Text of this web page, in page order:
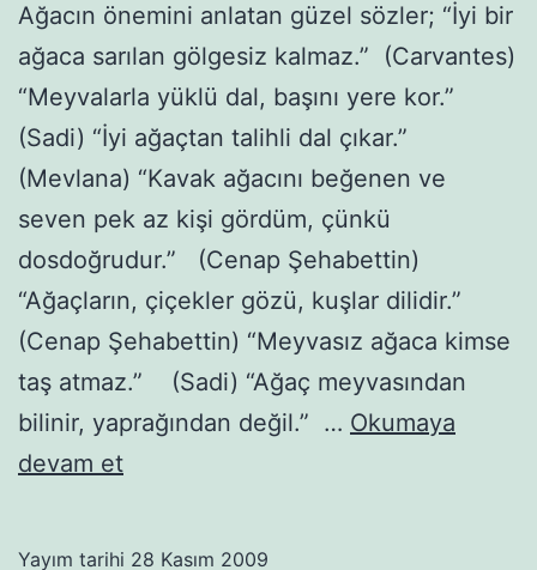
Ağacın önemini anlatan güzel sözler; “İyi bir
ağaca sarılan gölgesiz kalmaz.” (Carvantes)
“Meyvalarla yüklü dal, başını yere kor.”
(Sadi) “İyi ağaçtan talihli dal çıkar.”
(Mevlana) “Kavak ağacını beğenen ve
seven pek az kişi gördüm, çünkü
dosdoğrudur.” (Cenap Şehabettin)
“Ağaçların, çiçekler gözü, kuşlar dilidir.”
(Cenap Şehabettin) “Meyvasız ağaca kimse
taş atmaz.” (Sadi) “Ağaç meyvasından
bilinir, yaprağından değil.” … Okumaya
devam etAğaçlar
Yayım tarihi 28 Kasım 2009